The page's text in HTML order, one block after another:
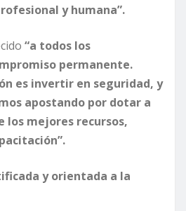
y humana”.
“a todos los
permanente.
es invertir en seguridad, y
apostando por dotar a
los mejores recursos,
y orientada a la